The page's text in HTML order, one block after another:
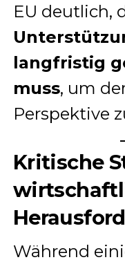
EU deutlich,
langfristig
muss, um
Perspektive
Kritische
Während